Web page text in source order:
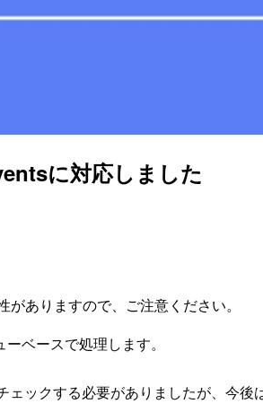
に対応しました
ありますので、ご注意ください。
ベースで処理します。
ェックする必要がありましたが、今後